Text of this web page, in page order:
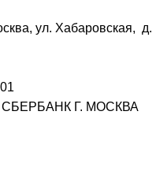
ул. Хабаровская, д.
Г. МОСКВА